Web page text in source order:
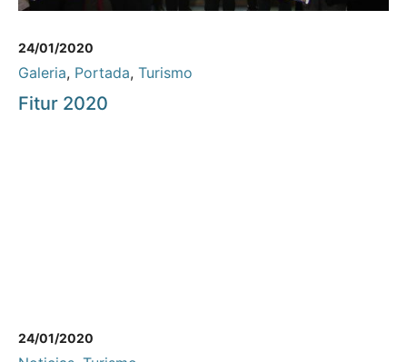
24/01/2020
Galeria, Portada, Turismo
Fitur 2020
24/01/2020